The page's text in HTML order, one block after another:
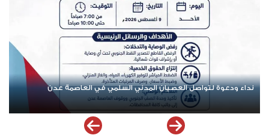
تنفيذية انتقالي العاصمة عدن تدعو الجماهير للمشاركة في الوقفة
التضامنية مع المعتقل البطل معين المقرحي